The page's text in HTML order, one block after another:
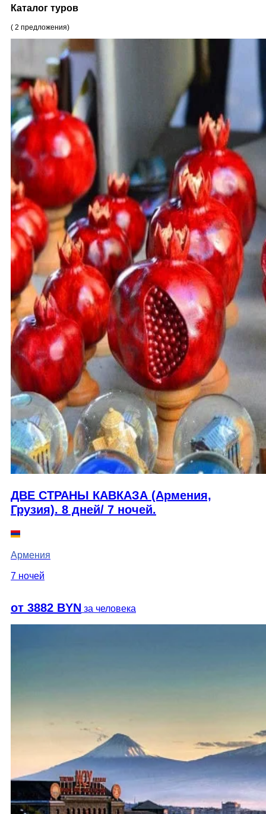
Каталог туров
( 2 предложения)
ДВЕ СТРАНЫ КАВКАЗА (Армения,
Грузия). 8 дней/ 7 ночей.
Армения
7 ночей
от 3882 BYN за человека